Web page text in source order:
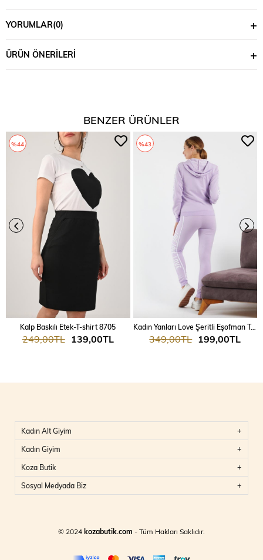
YORUMLAR(0)
ÜRÜN ÖNERILERI
BENZER ÜRÜNLER
Kalp Baskılı Etek-T-shirt 8705
139,00TL
249,00TL
%44
Kadın Yanları Love Şeritli Eşofman Takım 7025
199,00TL
349,00TL
%43
Kadın Alt Giyim
Kadın Giyim
Koza Butik
Sosyal Medyada Biz
© 2024kozabutik.com - Tüm Hakları Saklıdır.